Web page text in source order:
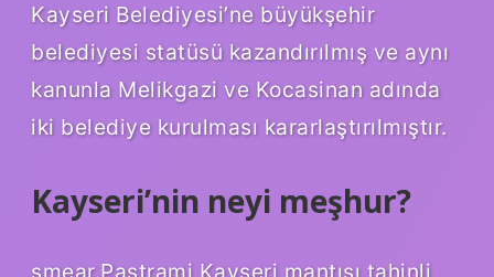
Kayseri Belediyesi’ne büyükşehir
belediyesi statüsü kazandırılmış ve aynı
kanunla Melikgazi ve Kocasinan adında
iki belediye kurulması kararlaştırılmıştır.
Kayseri’nin neyi meşhur?
smear.Pastrami.Kayseri mantısı,tahinli